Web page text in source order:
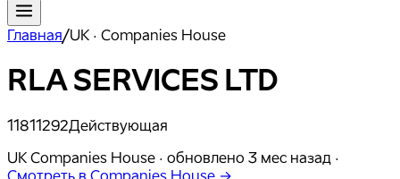
Главная/UK · Companies House
RLA SERVICES LTD
11811292Действующая
UK Companies House · обновлено 3 мес назад ·
Смотреть в Companies House →